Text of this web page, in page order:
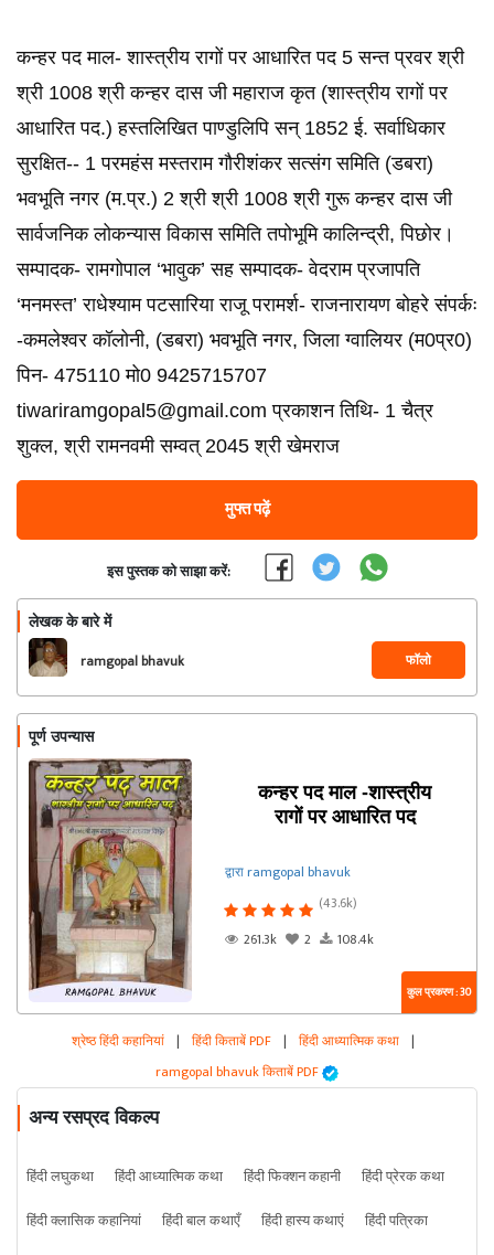
कन्‍हर पद माल- शास्त्रीय रागों पर आधारित पद 5 सन्‍त प्रवर श्री
श्री 1008 श्री कन्‍हर दास जी महाराज कृत (शास्त्रीय रागों पर
आधारित पद.) हस्‍त‍लिखित पाण्‍डुलिपि सन् 1852 ई. सर्वाधिकार
सुरक्षित-- 1 परमहंस मस्‍तराम गौरीशंकर सत्‍संग समिति (डबरा)
भवभूति नगर (म.प्र.) 2 श्री श्री 1008 श्री गुरू कन्‍हर दास जी
सार्वजनिक लोकन्‍यास विकास समिति तपोभूमि कालिन्‍द्री, पिछोर।
सम्‍पादक- रामगोपाल ‘भावुक’ सह सम्‍पादक- वेदराम प्रजापति
‘मनमस्‍त’ राधेश्‍याम पटसारिया राजू परामर्श- राजनारायण बोहरे संपर्कः
-कमलेश्वर कॉलोनी, (डबरा) भवभूति नगर, जिला ग्वालियर (म0प्र0)
पिन- 475110 मो0 9425715707
tiwariramgopal5@gmail.com प्रकाशन तिथि- 1 चैत्र
शुक्‍ल, श्री रामनवमी सम्‍वत् 2045 श्री खेमराज
मुफ्त पढ़ें
इस पुस्तक को साझा करें:
लेखक के बारे में
ramgopal bhavuk फॉलो
पूर्ण उपन्यास
कन्‍हर पद माल -शास्त्रीय
रागों पर आधारित पद
द्वारा ramgopal bhavuk
(43.6k)
261.3k
2 108.4k
कुल प्रकरण : 30
श्रेष्ठ हिंदी कहानियां | हिंदी किताबें PDF | हिंदी आध्यात्मिक कथा |
ramgopal bhavuk किताबें PDF
अन्य रसप्रद विकल्प
हिंदी लघुकथा हिंदी आध्यात्मिक कथा हिंदी फिक्शन कहानी
हिंदी प्रेरक कथा
हिंदी क्लासिक कहानियां
हिंदी बाल कथाएँ हिंदी हास्य कथाएं
हिंदी पत्रिका